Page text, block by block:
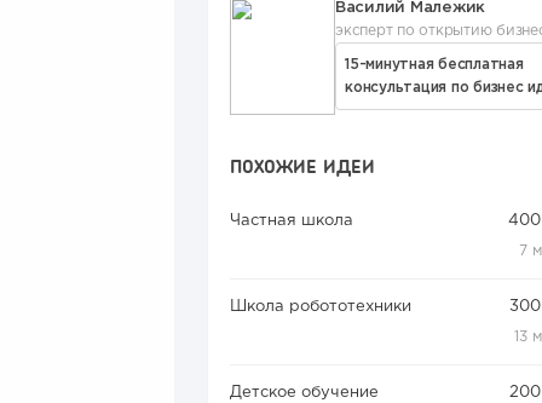
Василий Малежик
эксперт по открытию
15-минутная бесплатная
консультация по бизнес
ПОХОЖИЕ ИДЕИ
Частная школа
7
Школа робототехники
13
Детское обучение